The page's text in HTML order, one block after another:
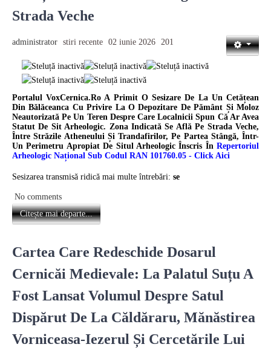
Strada Veche
administrator stiri recente 02 iunie 2026 201
Portalul VoxCernica.ro A Primit O Sesizare De La Un Cetățean
Din Bălăceanca Cu Privire La O Depozitare De Pământ Și Moloz
Neautorizată Pe Un Teren Despre Care Localnicii Spun Că Ar Avea
Statut De Sit Arheologic. Zona Indicată Se Află Pe Strada Veche,
Între Străzile Atheneului Și Trandafirilor, Pe Partea Stângă, Într-
Un Perimetru Apropiat De Situl Arheologic Înscris În Repertoriul
Arheologic Național Sub Codul RAN 101760.05 - Click AicI
Sesizarea transmisă ridică mai multe întrebări: se
No comments
Citește mai departe...
Cartea Care Redeschide Dosarul
Cernicăi Medievale: La Palatul Suțu A
Fost Lansat Volumul Despre Satul
Dispărut De La Căldăraru, Mănăstirea
Vorniceasa-Iezerul Și Cercetările Lui